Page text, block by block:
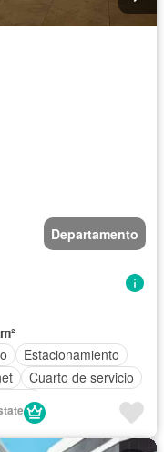
Departamento
Estacionamiento
Cuarto de servicio
Jardín
Parrilla
Sin amoblar